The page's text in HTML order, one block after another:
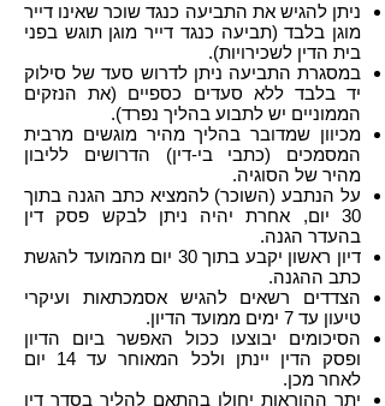
ניתן להגיש את התביעה כנגד שוכר שאינו דייר
מוגן בלבד (תביעה כנגד דייר מוגן תוגש בפני
בית הדין לשכירויות).
במסגרת התביעה ניתן לדרוש סעד של סילוק
יד בלבד ללא סעדים כספיים (את הנזקים
הממוניים יש לתבוע בהליך נפרד).
מכיוון שמדובר בהליך מהיר מוגשים מרבית
המסמכים (כתבי בי-דין) הדרושים לליבון
מהיר של הסוגיה.
על הנתבע (השוכר) להמציא כתב הגנה בתוך
30 יום, אחרת יהיה ניתן לבקש פסק דין
בהעדר הגנה.
דיון ראשון יקבע בתוך 30 יום מהמועד להגשת
כתב ההגנה.
הצדדים רשאים להגיש אסמכתאות ועיקרי
טיעון עד 7 ימים ממועד הדיון.
הסיכומים יבוצעו ככול האפשר ביום הדיון
ופסק הדין יינתן ולכל המאוחר עד 14 יום
לאחר מכן.
יתר ההוראות יחולו בהתאם להליך בסדר דין